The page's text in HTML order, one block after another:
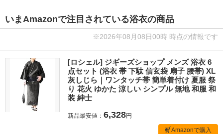
いまAmazonで注目されている浴衣の商品
※2026年08月08日00時 時点の情報です
[ロシェル] ジギーズショップ メンズ 浴衣 6
点セット (浴衣 帯 下駄 信玄袋 扇子 腰帯) XL
灰しじら｜ワンタッチ帯 簡単着付け 夏服 祭
り 花火 ゆかた 涼しい シンプル 無地 和服 和
装 紳士
新品最安値： 6,328円
Amazonで購入